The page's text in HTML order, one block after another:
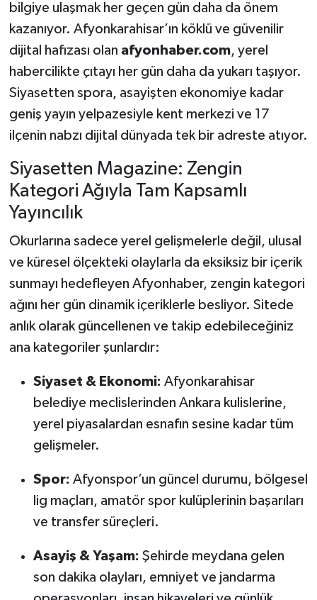
bilgiye ulaşmak her geçen gün daha da önem
kazanıyor. Afyonkarahisar’ın köklü ve güvenilir
dijital hafızası olan afyonhaber.com, yerel
habercilikte çıtayı her gün daha da yukarı taşıyor.
Siyasetten spora, asayişten ekonomiye kadar
geniş yayın yelpazesiyle kent merkezi ve 17
ilçenin nabzı dijital dünyada tek bir adreste atıyor.
Siyasetten Magazine: Zengin
Kategori Ağıyla Tam Kapsamlı
Yayıncılık
Okurlarına sadece yerel gelişmelerle değil, ulusal
ve küresel ölçekteki olaylarla da eksiksiz bir içerik
sunmayı hedefleyen Afyonhaber, zengin kategori
ağını her gün dinamik içeriklerle besliyor. Sitede
anlık olarak güncellenen ve takip edebileceğiniz
ana kategoriler şunlardır:
Siyaset & Ekonomi: Afyonkarahisar
belediye meclislerinden Ankara kulislerine,
yerel piyasalardan esnafın sesine kadar tüm
gelişmeler.
Spor: Afyonspor’un güncel durumu, bölgesel
lig maçları, amatör spor kulüplerinin başarıları
ve transfer süreçleri.
Asayiş & Yaşam: Şehirde meydana gelen
son dakika olayları, emniyet ve jandarma